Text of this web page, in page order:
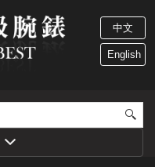
中文
English